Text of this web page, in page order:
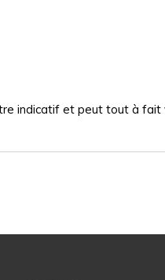
indicatif et peut tout à fait